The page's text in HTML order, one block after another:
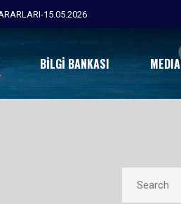
BILGI BANKASI MEDIA